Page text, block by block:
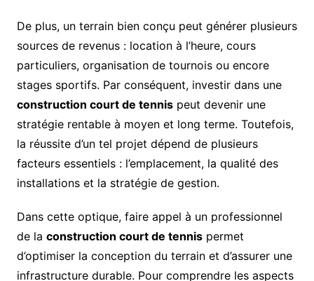
De plus, un terrain bien conçu peut générer plusieurs
sources de revenus : location à l’heure, cours
particuliers, organisation de tournois ou encore
stages sportifs. Par conséquent, investir dans une
construction court de tennispeut devenir une
stratégie rentable à moyen et long terme. Toutefois,
la réussite d’un tel projet dépend de plusieurs
facteurs essentiels : l’emplacement, la qualité des
installations et la stratégie de gestion.
Dans cette optique, faire appel à un professionnel
de la construction court de tennispermet
d’optimiser la conception du terrain et d’assurer une
infrastructure durable. Pour comprendre les aspects